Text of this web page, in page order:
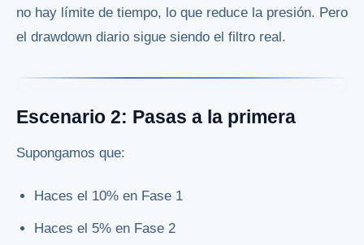
no hay límite de tiempo, lo que reduce la presión. Pero
el drawdown diario sigue siendo el filtro real.
Escenario 2: Pasas a la primera
Supongamos que:
Haces el 10% en Fase 1
Haces el 5% en Fase 2